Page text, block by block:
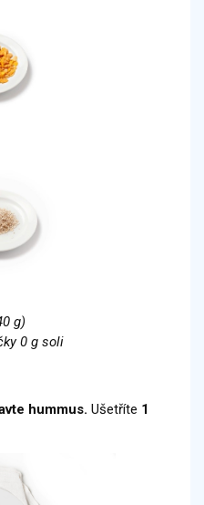
(porce 40 g)
0 g soli
hummus. Ušetříte 1